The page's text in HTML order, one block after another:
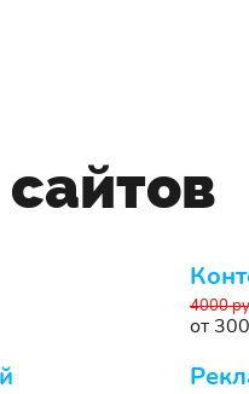
4000
от